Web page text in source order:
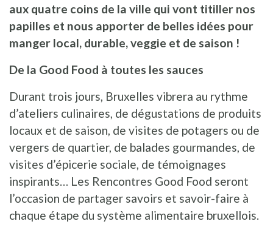
aux quatre coins de la ville qui vont titiller nos
papilles et nous apporter de belles idées pour
manger local, durable, veggie et de saison !
De la Good Food à toutes les sauces
Durant trois jours, Bruxelles vibrera au rythme
d’ateliers culinaires, de dégustations de produits
locaux et de saison, de visites de potagers ou de
vergers de quartier, de balades gourmandes, de
visites d’épicerie sociale, de témoignages
inspirants… Les Rencontres Good Food seront
l’occasion de partager savoirs et savoir-faire à
chaque étape du système alimentaire bruxellois.